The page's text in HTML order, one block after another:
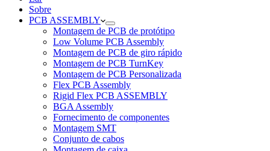
Sobre
PCB ASSEMBLY
Montagem de PCB de protótipo
Low Volume PCB Assembly
Montagem de PCB de giro rápido
Montagem de PCB TurnKey
Montagem de PCB Personalizada
Flex PCB Assembly
Rigid Flex PCB ASSEMBLY
BGA Assembly
Fornecimento de componentes
Montagem SMT
Conjunto de cabos